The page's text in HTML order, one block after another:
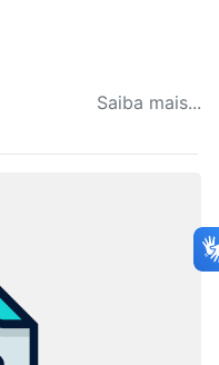
Saiba mais...